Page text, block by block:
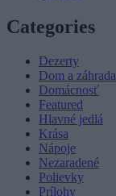
Categories
Dezerty
Dom a záhrada
Domácnosť
Featured
Hlavné jedlá
Krása
Nápoje
Nezaradené
Polievky
Prílohy